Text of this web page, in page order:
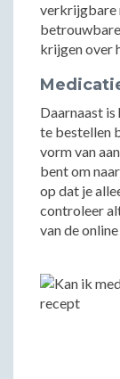
verkrijgbare
krijgen over
Daarnaast
te bestellen
vorm van
bent om
op dat je
controleer
van de